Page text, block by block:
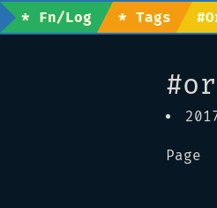
* Fn/Log * Tags
Page